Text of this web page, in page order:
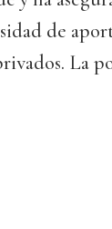
de
La